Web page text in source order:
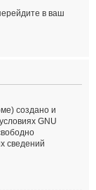
в ваш
создано и
GNU
сведений